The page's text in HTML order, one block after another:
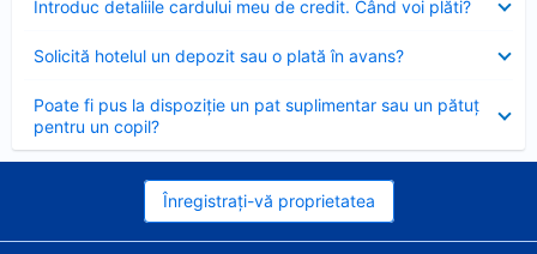
Introduc detaliile cardului meu de credit. Când voi plăti?
închis
Solicită hotelul un depozit sau o plată în avans?
închis
Poate fi pus la dispoziție un pat suplimentar sau un pătuț
pentru un copil?
închis
Înregistrați-vă proprietatea